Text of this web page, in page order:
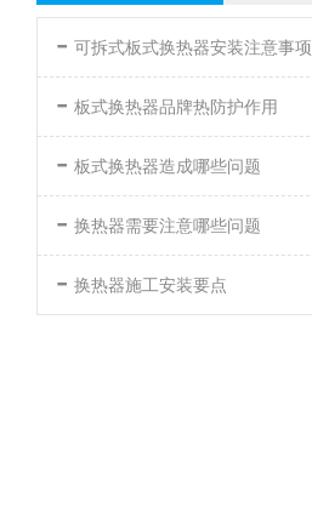
- 可拆式板式换热器安装注意事项
- 板式换热器品牌热防护作用
- 板式换热器造成哪些问题
- 换热器需要注意哪些问题
- 换热器施工安装要点